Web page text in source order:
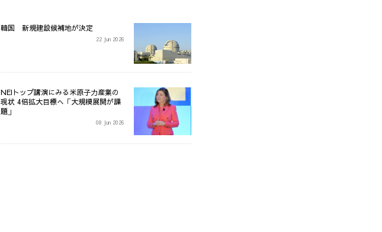
韓国 新規建設候補地が決定
22 Jun 2026
NEIトップ講演にみる米原子力産業の
現状 4倍拡大目標へ「大規模展開が課
題」
08 Jun 2026